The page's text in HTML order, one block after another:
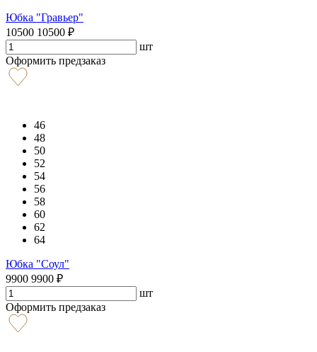
Юбка "Гравьер"
10500 10500 ₽
шт
Оформить предзаказ
46
48
50
52
54
56
58
60
62
64
Юбка "Соул"
9900 9900 ₽
шт
Оформить предзаказ